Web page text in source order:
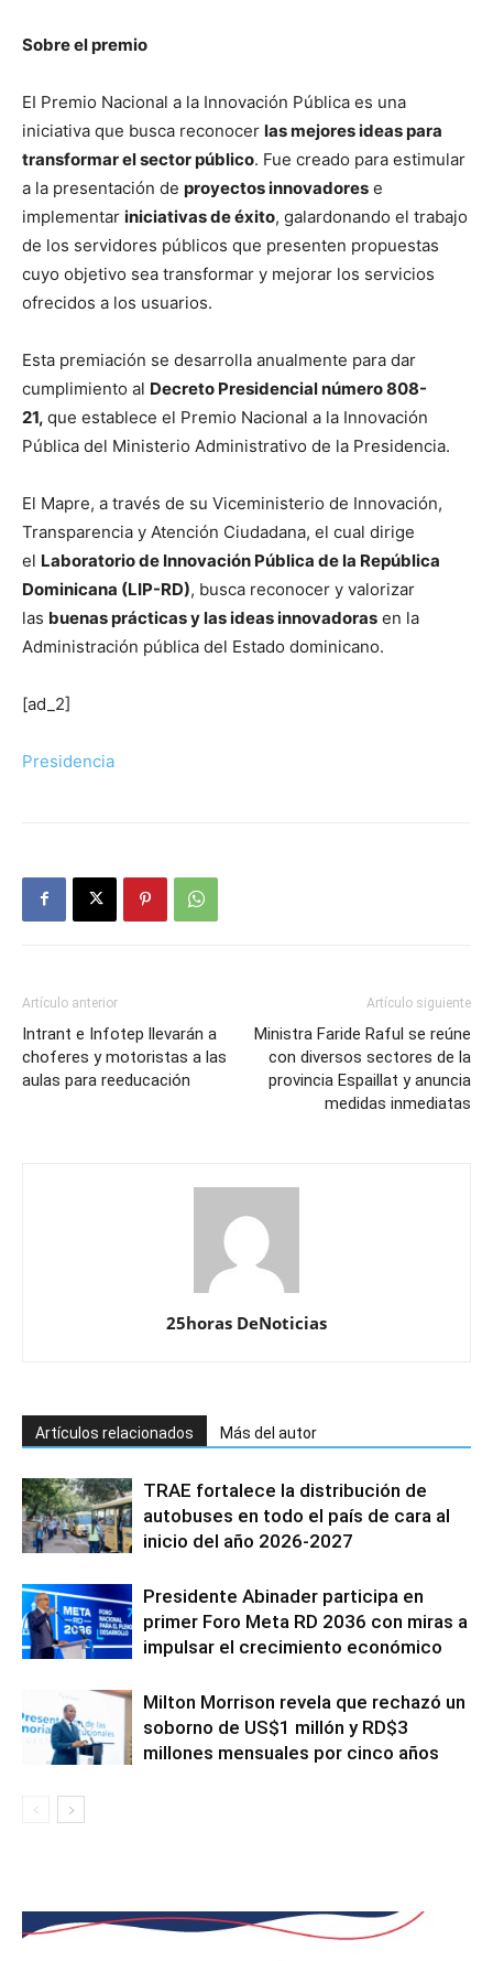
Sobre el premio
EI Premio Nacional a la Innovación Pública es una
iniciativa que busca reconocer las mejores ideas para
transformar el sector público. Fue creado para estimular
a la presentación de proyectos innovadores e
implementar iniciativas de éxito, galardonando el trabajo
de los servidores públicos que presenten propuestas
cuyo objetivo sea transformar y mejorar los servicios
ofrecidos a los usuarios.
Esta premiación se desarrolla anualmente para dar
cumplimiento al Decreto Presidencial número 808-
21, que establece el Premio Nacional a la Innovación
Pública del Ministerio Administrativo de la Presidencia.
El Mapre, a través de su Viceministerio de Innovación,
Transparencia y Atención Ciudadana, el cual dirige
el Laboratorio de Innovación Pública de la República
Dominicana (LIP-RD), busca reconocer y valorizar
las buenas prácticas y las ideas innovadoras en la
Administración pública del Estado dominicano.
[ad_2]
Presidencia
Artículo anterior
Intrant e Infotep llevarán a
choferes y motoristas a las
aulas para reeducación
Artículo siguiente
Ministra Faride Raful se reúne
con diversos sectores de la
provincia Espaillat y anuncia
medidas inmediatas
25horas DeNoticias
Artículos relacionados Más del autor
TRAE fortalece la distribución de
autobuses en todo el país de cara al
inicio del año 2026-2027
Presidente Abinader participa en
primer Foro Meta RD 2036 con miras a
impulsar el crecimiento económico
Milton Morrison revela que rechazó un
soborno de US$1 millón y RD$3
millones mensuales por cinco años